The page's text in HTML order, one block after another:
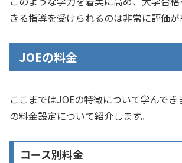
きる指導を受けられるのは非常に評価が
JOEの料金
ここまではJOEの特徴について学んで
の料金設定について紹介します。
コース別料金